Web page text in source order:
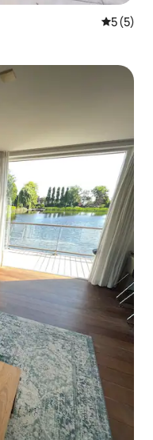
평점 5점
5 (5)